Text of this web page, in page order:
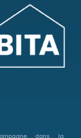
dans la